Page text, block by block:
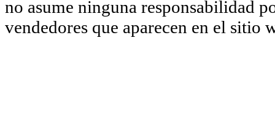
no asume ninguna responsabilidad
vendedores que aparecen en el sitio